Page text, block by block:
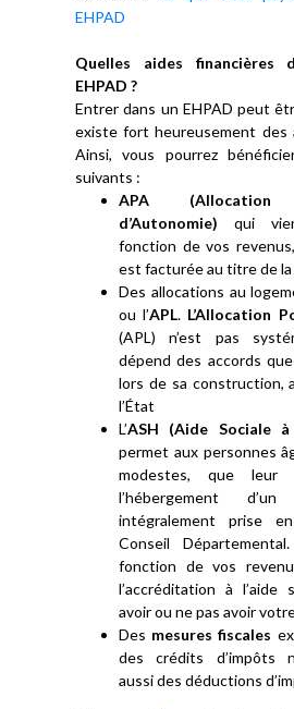
EHPAD
Quelles aides financières
EHPAD ?
Entrer dans un EHPAD peut
existe fort heureusement des
Ainsi, vous pourrez
suivants :
APA (Allocation
d’Autonomie) qui
fonction de vos
est facturée au titre de
Des allocations au
ou l’APL. L’Allocation
(APL) n’est pas
dépend des accords
lors de sa construction,
l’État
L’ASH (Aide Sociale à
permet aux personnes
modestes, que
l’hébergement
intégralement prise
Conseil
fonction de vos
l’accréditation à l’aide
avoir ou ne pas avoir
Des mesures fiscales
des crédits d’impôts
aussi des déductions